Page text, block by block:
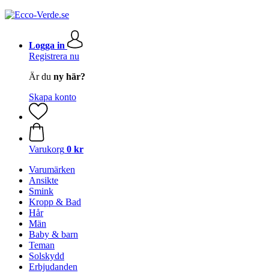
Logga in
Registrera nu
Är du ny här?
Skapa konto
Varukorg 0 kr
Varumärken
Ansikte
Smink
Kropp & Bad
Hår
Män
Baby & barn
Teman
Solskydd
Erbjudanden